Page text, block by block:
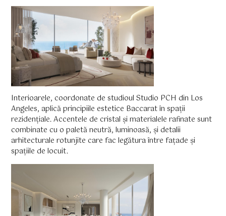
Interioarele, coordonate de studioul Studio PCH din Los
Angeles, aplică principiile estetice Baccarat în spații
rezidențiale. Accentele de cristal și materialele rafinate sunt
combinate cu o paletă neutră, luminoasă, și detalii
arhitecturale rotunjite care fac legătura între fațade și
spațiile de locuit.